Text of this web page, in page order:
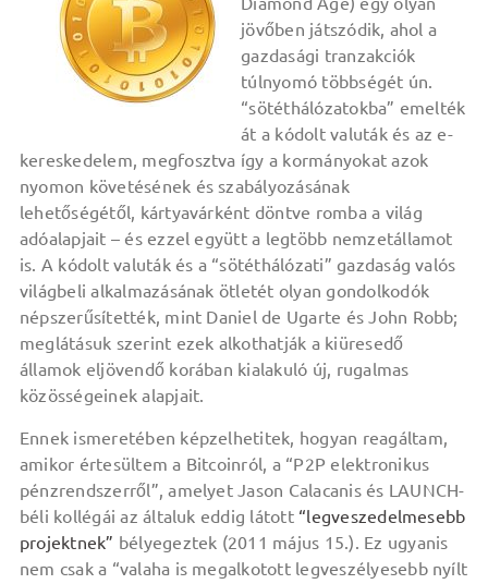
jövőben játszódik, ahol a
gazdasági tranzakciók
túlnyomó többségét ún.
“sötéthálózatokba” emelték
át a kódolt valuták és az e-
kereskedelem, megfosztva így a kormányokat azok
nyomon követésének és szabályozásának
lehetőségétől, kártyavárként döntve romba a világ
adóalapjait – és ezzel együtt a legtöbb nemzetállamot
is. A kódolt valuták és a “sötéthálózati” gazdaság valós
világbeli alkalmazásának ötletét olyan gondolkodók
népszerűsítették, mint Daniel de Ugarte és John Robb;
meglátásuk szerint ezek alkothatják a kiüresedő
államok eljövendő korában kialakuló új, rugalmas
közösségeinek alapjait.
Ennek ismeretében képzelhetitek, hogyan reagáltam,
amikor értesültem a Bitcoinról, a “P2P elektronikus
pénzrendszerről”, amelyet Jason Calacanis és LAUNCH-
béli kollégái az általuk eddig látott “legveszedelmesebb
projektnek” bélyegeztek (2011 május 15.). Ez ugyanis
nem csak a “valaha is megalkotott legveszélyesebb nyílt